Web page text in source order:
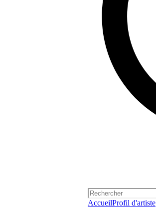
AccueilProfil d'artiste